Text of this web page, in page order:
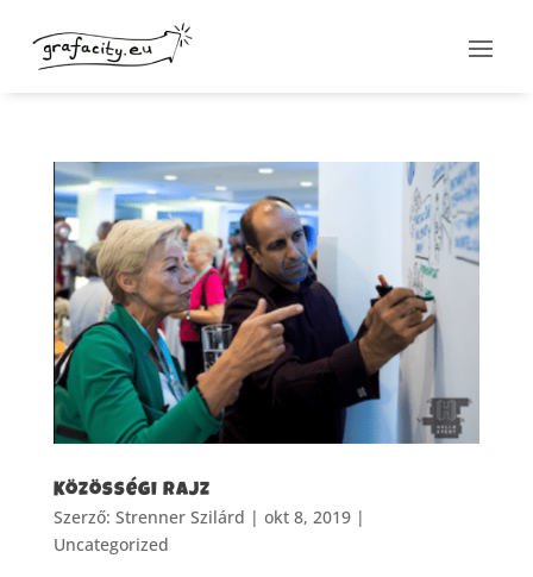
Közösségi rajz
Szerző: Strenner Szilárd | okt 8, 2019|
Uncategorized